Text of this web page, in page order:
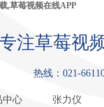
,草莓视频在线APP
注草莓视频
热线：021-
中心 张力仪